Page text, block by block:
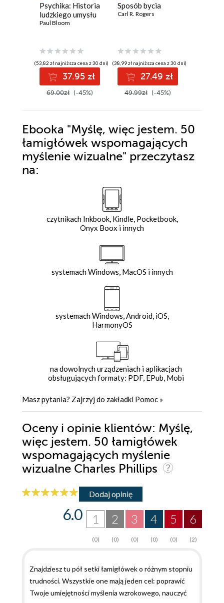
Psychika: Historia
ludzkiego umysłu
Paul Bloom
(53,82 zł najniższa cena z 30 dni)
37.95 zł
69.00zł (-45%)
Sposób bycia
Carl R. Rogers
(38,99 zł najniższa cena z 30 dni)
27.49 zł
49.99zł (-45%)
Ebooka "Myślę, więc jestem. 50
łamigłówek wspomagających
myślenie wizualne" przeczytasz
na:
czytnikach Inkbook, Kindle, Pocketbook,
Onyx Boox i innych
systemach Windows, MacOS i innych
systemach Windows, Android, iOS,
HarmonyOS
na dowolnych urządzeniach i aplikacjach
obsługujących formaty: PDF, EPub, Mobi
Masz pytania? Zajrzyj do zakładki Pomoc »
Oceny i opinie klientów: Myślę,
więc jestem. 50 łamigłówek
wspomagających myślenie
wizualne Charles Phillips
Dodaj opinię
6
(2)
5
(0)
4
(0)
3
(0)
2
(0)
1
(0)
6.0
Znajdziesz tu pół setki łamigłówek o różnym stopniu
trudności. Wszystkie one mają jeden cel: poprawić
Twoje umiejętności myślenia wzrokowego, nauczyć